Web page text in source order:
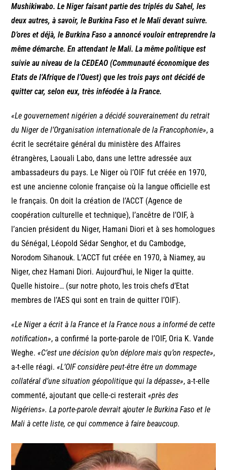
Mushikiwabo. Le Niger faisant partie des triplés du Sahel, les
deux autres, à savoir, le Burkina Faso et le Mali devant suivre.
D’ores et déjà, le Burkina Faso a annoncé vouloir entreprendre la
même démarche. En attendant le Mali. La même politique est
suivie au niveau de la CEDEAO (Communauté économique des
Etats de l’Afrique de l’Ouest) que les trois pays ont décidé de
quitter car, selon eux, très inféodée à la France.
«Le gouvernement nigérien a décidé souverainement du retrait
du Niger de l’Organisation internationale de la Francophonie», a
écrit le secrétaire général du ministère des Affaires
étrangères, Laouali Labo, dans une lettre adressée aux
ambassadeurs du pays. Le Niger où l’OIF fut créée en 1970,
est une ancienne colonie française où la langue officielle est
le français. On doit la création de l’ACCT (Agence de
coopération culturelle et technique), l’ancêtre de l’OIF, à
l’ancien président du Niger, Hamani Diori et à ses homologues
du Sénégal, Léopold Sédar Senghor, et du Cambodge,
Norodom Sihanouk. L’ACCT fut créée en 1970, à Niamey, au
Niger, chez Hamani Diori. Aujourd’hui, le Niger la quitte.
Quelle histoire… (sur notre photo, les trois chefs d’Etat
membres de l’AES qui sont en train de quitter l’OIF).
«Le Niger a écrit à la France et la France nous a informé de cette
notification», a confirmé la porte-parole de l’OIF, Oria K. Vande
Weghe.«C’est une décision qu’on déplore mais qu’on respecte»,
a-t-elle réagi.«L’OIF considère peut-être être un dommage
collatéral d’une situation géopolitique qui la dépasse», a-t-elle
commenté, ajoutant que celle-ci resterait«près des
Nigériens».La porte-parole devrait ajouter le Burkina Faso et le
Mali à cette liste, ce qui commence à faire beaucoup.